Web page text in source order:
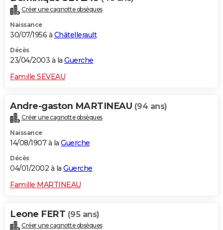
Créer une cagnotte obsèques
Naissance
30/07/1956 à Châtellerault
Décès
23/04/2003 à la Guerche
Famille SEVEAU
Andre-gaston MARTINEAU (94 ans)
Créer une cagnotte obsèques
Naissance
14/08/1907 à la Guerche
Décès
04/01/2002 à la Guerche
Famille MARTINEAU
Leone FERT (95 ans)
Créer une cagnotte obsèques